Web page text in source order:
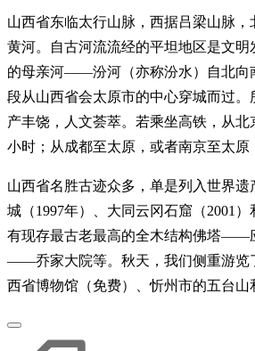
山西省东临太行山脉，西据吕梁山脉
黄河。自古河流流经的平坦地区是文
的母亲河——汾河（亦称汾水）自北向
段从山西省会太原市的中心穿城而过。
产丰饶，人文荟萃。若乘坐高铁，从北
小时；从成都至太原，或者南京至太原
山西省名胜古迹众多，单是列入世界
城（1997年）、大同云冈石窟（2001
有现存最古老最高的全木结构佛塔——
——乔家大院等。秋天，我们侧重游览
西省博物馆（免费）、忻州市的五台山